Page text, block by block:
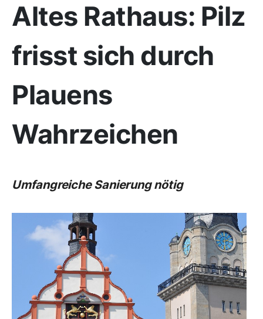
Altes Rathaus: Pilz
frisst sich durch
Plauens
Wahrzeichen
Umfangreiche Sanierung nötig